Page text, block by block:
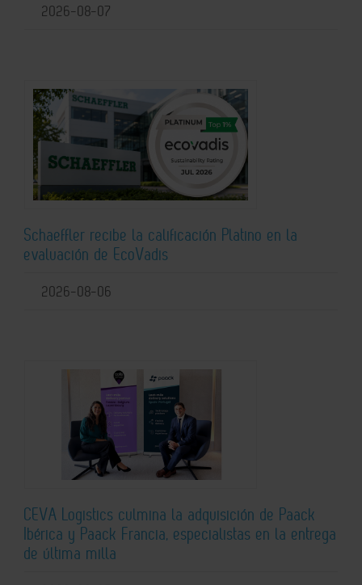
2026-08-07
Schaeffler recibe la calificación Platino en la
evaluación de EcoVadis
2026-08-06
CEVA Logistics culmina la adquisición de Paack
Ibérica y Paack Francia, especialistas en la entrega
de última milla